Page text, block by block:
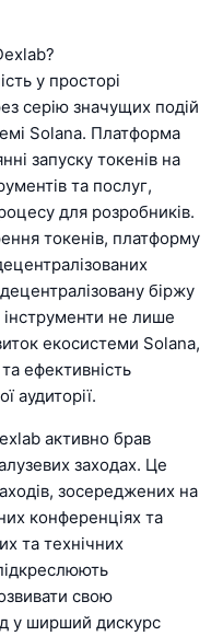
у просторі
серію значущих подій
Solana. Платформа
запуску токенів на
та послуг,
для розробників.
токенів, платформу
біржу
інструменти не лише
екосистеми Solana,
ефективність
аудиторії.
активно брав
заходах. Це
зосереджених на
конференціях та
та технічних
свою
у ширший дискурс